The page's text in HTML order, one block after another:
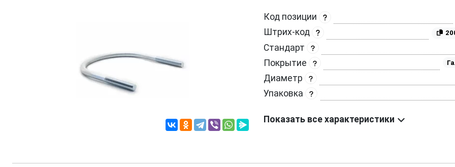
Код позиции
Штрих-код
Стандарт
Покрытие
Диаметр
Упаковка
Показать все характеристики